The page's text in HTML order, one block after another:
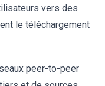
vers des
le téléchargement
peer-to-peer